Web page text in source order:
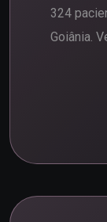
324
Goiânia.